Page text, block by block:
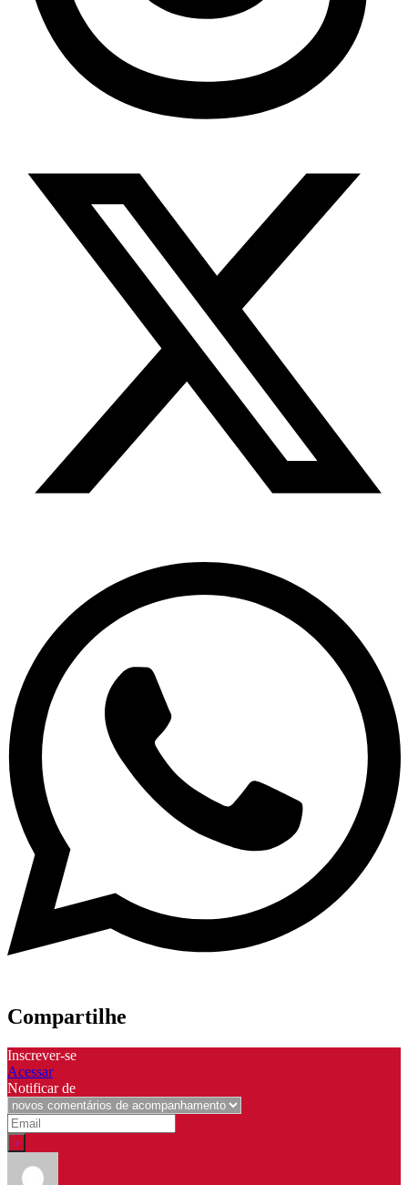
Compartilhe
Inscrever-se
Acessar
Notificar de